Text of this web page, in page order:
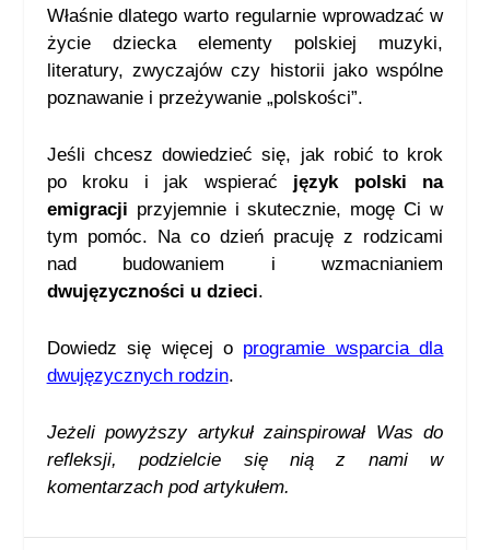
Właśnie dlatego warto regularnie wprowadzać w
życie dziecka elementy polskiej muzyki,
literatury, zwyczajów czy historii jako wspólne
poznawanie i przeżywanie „polskości”.
Jeśli chcesz dowiedzieć się, jak robić to krok
po kroku i jak wspierać język polski na
emigracji przyjemnie i skutecznie, mogę Ci w
tym pomóc. Na co dzień pracuję z rodzicami
nad budowaniem i wzmacnianiem
dwujęzyczności u dzieci.
Dowiedz się więcej o programie wsparcia dla
dwujęzycznych rodzin.
Jeżeli powyższy artykuł zainspirował Was do
refleksji, podzielcie się nią z nami w
komentarzach pod artykułem.